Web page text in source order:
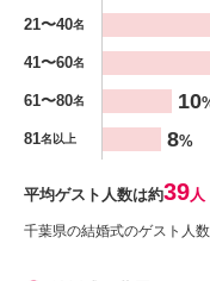
21〜40名
41〜60名
61〜80名 10
81名以上 8%
平均ゲスト人数は約39人
千葉県の結婚式のゲスト人